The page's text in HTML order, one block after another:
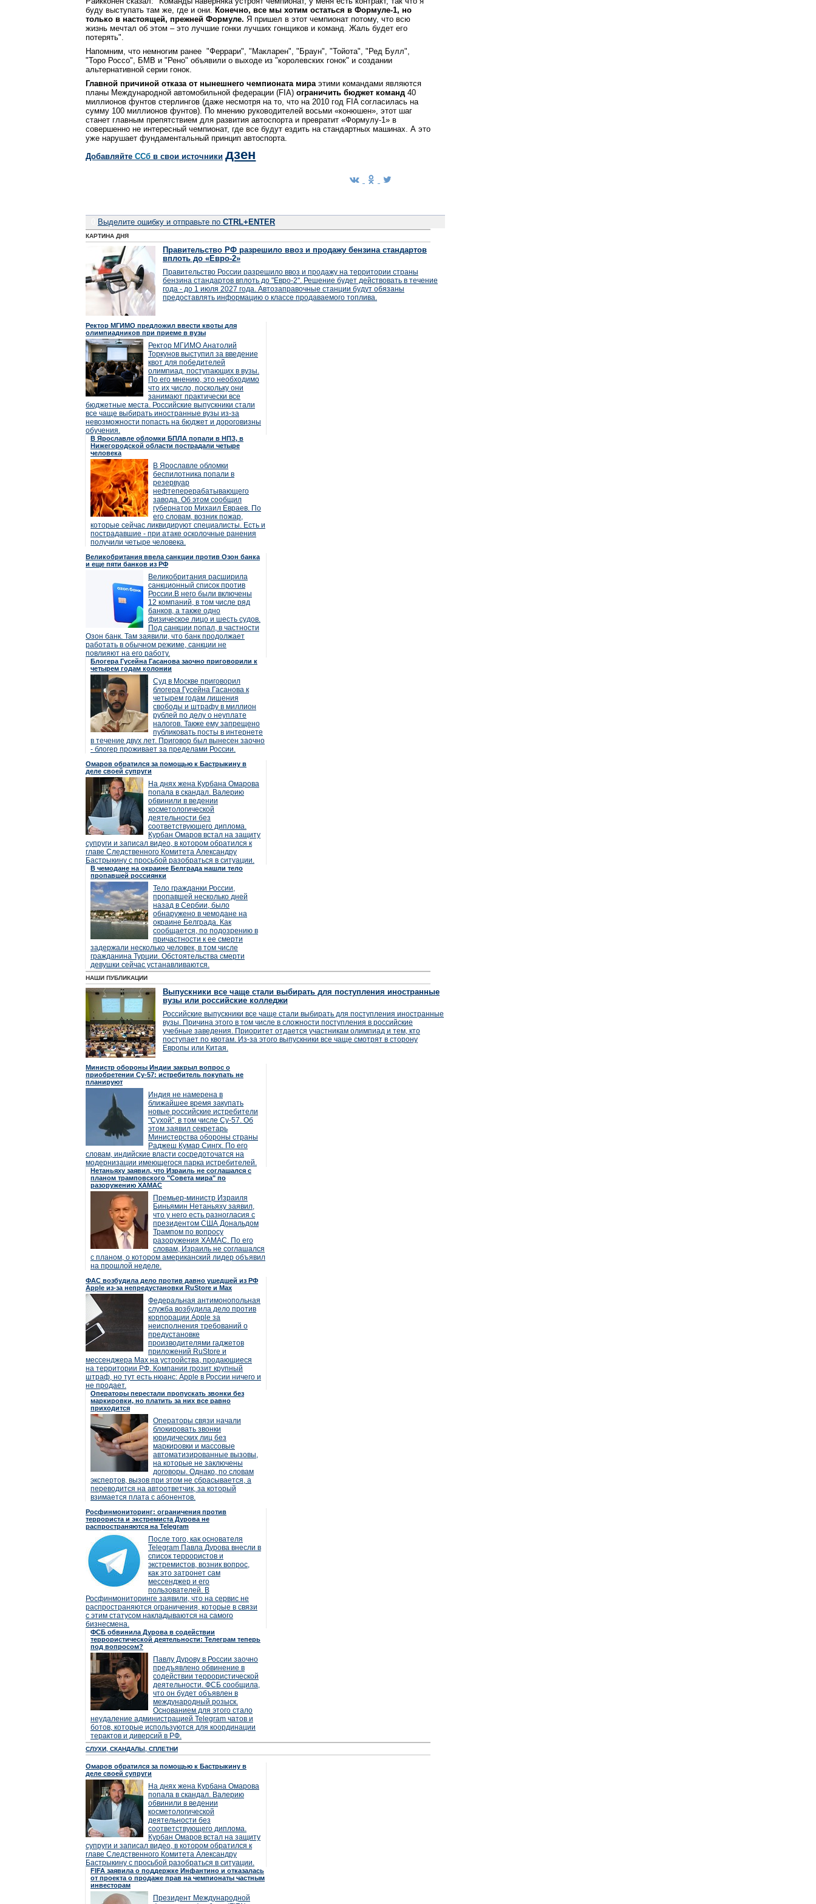
буду выступать там же, где и они. Конечно, все мы хотим остаться в Формуле-1, но
только в настоящей, прежней Формуле. Я пришел в этот чемпионат потому, что всю
жизнь мечтал об этом – это лучшие гонки лучших гонщиков и команд. Жаль будет его
потерять".
Напомним, что немногим ранее "Феррари", "Макларен", "Браун", "Тойота", "Ред Булл",
"Торо Россо", БМВ и "Рено" объявили о выходе из "королевских гонок" и создании
альтернативной серии гонок.
Главной причиной отказа от нынешнего чемпионата мираэтими командами являются
планы Международной автомобильной федерации (FIA) ограничить бюджет команд 40
миллионов фунтов стерлингов (даже несмотря на то, что на 2010 год FIA согласилась на
сумму 100 миллионов фунтов). По мнению руководителей восьми «конюшен», этот шаг
станет главным препятствием для развития автоспорта и превратит «Формулу-1» в
совершенно не интересный чемпионат, где все будут ездить на стандартных машинах. А это
уже нарушает фундаментальный принцип автоспорта.
Добавляйте CСб в свои источники дзен
Выделите ошибку и отправьте по CTRL+ENTER
КАРТИНА ДНЯ
Правительство РФ разрешило ввоз и продажу бензина стандартов
вплоть до «Евро-2»
Правительство России разрешило ввоз и продажу на территории страны
бензина стандартов вплоть до "Евро-2". Решение будет действовать в течение
года - до 1 июля 2027 года. Автозаправочные станции будут обязаны
предоставлять информацию о классе продаваемого топлива.
Ректор МГИМО предложил ввести квоты для
олимпиадников при приеме в вузы
Ректор МГИМО Анатолий
Торкунов выступил за введение
квот для победителей
олимпиад, поступающих в вузы.
По его мнению, это необходимо
что их число, поскольку они
занимают практически все
бюджетные места. Российские выпускники стали
все чаще выбирать иностранные вузы из-за
невозможности попасть на бюджет и дороговизны
обучения.
В Ярославле обломки БПЛА попали в НПЗ, в
Нижегородской области пострадали четыре
человека
В Ярославле обломки
беспилотника попали в
резервуар
нефтеперерабатывающего
завода. Об этом сообщил
губернатор Михаил Евраев. По
его словам, возник пожар,
которые сейчас ликвидируют специалисты. Есть и
пострадавшие - при атаке осколочные ранения
получили четыре человека.
Великобритания ввела санкции против Озон банка
и еще пяти банков из РФ
Великобритания расширила
санкционный список против
России.В него были включены
12 компаний, в том числе ряд
банков, а также одно
физическое лицо и шесть судов.
Под санкции попал, в частности
Озон банк. Там заявили, что банк продолжает
работать в обычном режиме, санкции не
повлияют на его работу.
Блогера Гусейна Гасанова заочно приговорили к
четырем годам колонии
Суд в Москве приговорил
блогера Гусейна Гасанова к
четырем годам лишения
свободы и штрафу в миллион
рублей по делу о неуплате
налогов. Также ему запрещено
публиковать посты в интернете
в течение двух лет. Приговор был вынесен заочно
- блогер проживает за пределами России.
Омаров обратился за помощью к Бастрыкину в
деле своей супруги
На днях жена Курбана Омарова
попала в скандал. Валерию
обвинили в ведении
косметологической
деятельности без
соответствующего диплома.
Курбан Омаров встал на защиту
супруги и записал видео, в котором обратился к
главе Следственного Комитета Александру
Бастрыкину с просьбой разобраться в ситуации.
В чемодане на окраине Белграда нашли тело
пропавшей россиянки
Тело гражданки России,
пропавшей несколько дней
назад в Сербии, было
обнаружено в чемодане на
окраине Белграда. Как
сообщается, по подозрению в
причастности к ее смерти
задержали несколько человек, в том числе
гражданина Турции. Обстоятельства смерти
девушки сейчас устанавливаются.
НАШИ ПУБЛИКАЦИИ
Выпускники все чаще стали выбирать для поступления иностранные
вузы или российские колледжи
Российские выпускники все чаще стали выбирать для поступления иностранные
вузы. Причина этого в том числе в сложности поступления в российские
учебные заведения. Приоритет отдается участникам олимпиад и тем, кто
поступает по квотам. Из-за этого выпускники все чаще смотрят в сторону
Европы или Китая.
Министр обороны Индии закрыл вопрос о
приобретении Су-57: истребитель покупать не
планируют
Индия не намерена в
ближайшее время закупать
новые российские истребители
"Сухой", в том числе Су-57. Об
этом заявил секретарь
Министерства обороны страны
Раджеш Кумар Сингх. По его
словам, индийские власти сосредоточатся на
модернизации имеющегося парка истребителей.
Нетаньяху заявил, что Израиль не соглашался с
планом трамповского "Совета мира" по
разоружению ХАМАС
Премьер-министр Израиля
Биньямин Нетаньяху заявил,
что у него есть разногласия с
президентом США Дональдом
Трампом по вопросу
разоружения ХАМАС. По его
словам, Израиль не соглашался
с планом, о котором американский лидер объявил
на прошлой неделе.
ФАС возбудила дело против давно ушедшей из РФ
Apple из-за непредустановки RuStore и Max
Федеральная антимонопольная
служба возбудила дело против
корпорации Apple за
неисполнения требований о
предустановке
производителями гаджетов
приложений RuStore и
мессенджера Max на устройства, продающиеся
на территории РФ. Компании грозит крупный
штраф, но тут есть нюанс: Apple в России ничего и
не продает.
Операторы перестали пропускать звонки без
маркировки, но платить за них все равно
приходится
Операторы связи начали
блокировать звонки
юридических лиц без
маркировки и массовые
автоматизированные вызовы,
на которые не заключены
договоры. Однако, по словам
экспертов, вызов при этом не сбрасывается, а
переводится на автоответчик, за который
взимается плата с абонентов.
Росфинмониторинг: ограничения против
террориста и экстремиста Дурова не
распространяются на Telegram
После того, как основателя
Telegram Павла Дурова внесли в
список террористов и
экстремистов, возник вопрос,
как это затронет сам
мессенджер и его
пользователей. В
Росфинмониторинге заявили, что на сервис не
распространяются ограничения, которые в связи
с этим статусом накладываются на самого
бизнесмена.
ФСБ обвинила Дурова в содействии
террористической деятельности: Телеграм теперь
под вопросом?
Павлу Дурову в России заочно
предъявлено обвинение в
содействии террористической
деятельности. ФСБ сообщила,
что он будет объявлен в
международный розыск.
Основанием для этого стало
неудаление администрацией Telegram чатов и
ботов, которые используются для координации
терактов и диверсий в РФ.
СЛУХИ, СКАНДАЛЫ, СПЛЕТНИ
Омаров обратился за помощью к Бастрыкину в
деле своей супруги
На днях жена Курбана Омарова
попала в скандал. Валерию
обвинили в ведении
косметологической
деятельности без
соответствующего диплома.
Курбан Омаров встал на защиту
супруги и записал видео, в котором обратился к
главе Следственного Комитета Александру
Бастрыкину с просьбой разобраться в ситуации.
FIFA заявила о поддержке Инфантино и отказалась
от проекта о продаже прав на чемпионаты частным
инвесторам
Президент Международной